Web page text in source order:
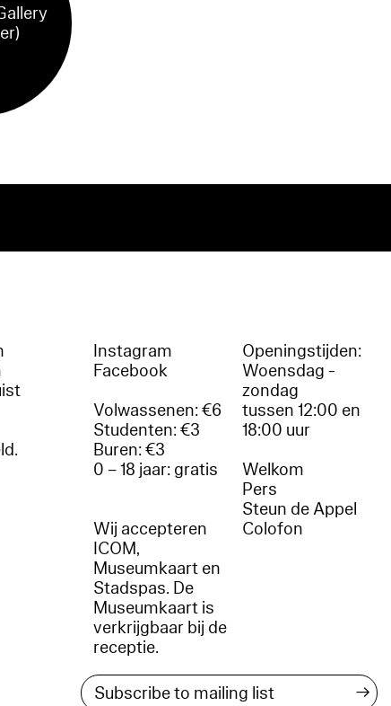
Instagram
Facebook
Volwassenen: €6
Studenten: €3
Buren: €3
0 – 18 jaar: gratis
Wij accepteren
ICOM,
Museumkaart en
Stadspas. De
Museumkaart is
verkrijgbaar bij de
receptie.
Openingstijden:
Woensdag -
zondag
tussen 12:00 en
18:00 uur
Welkom
Pers
Steun de Appel
Colofon
→